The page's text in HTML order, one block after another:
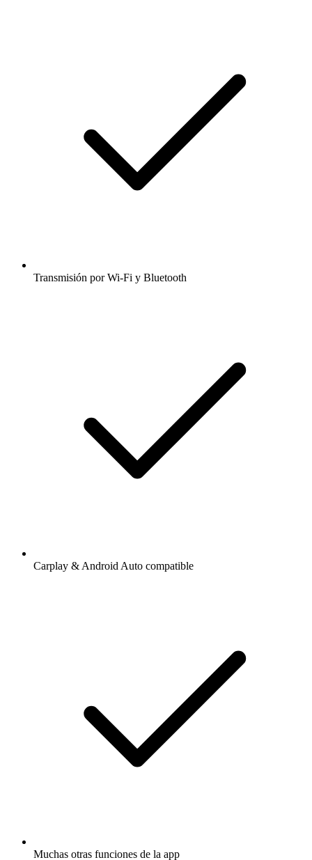
Transmisión por Wi-Fi y Bluetooth
Carplay & Android Auto compatible
Muchas otras funciones de la app